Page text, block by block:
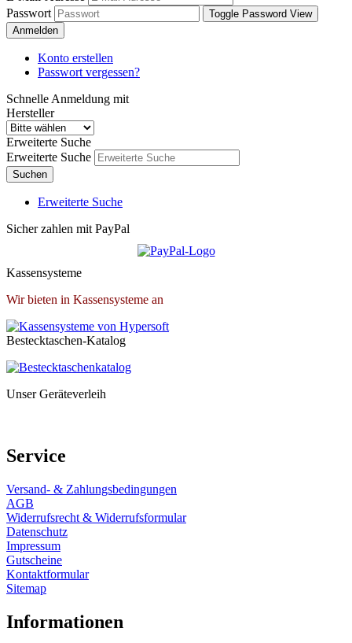
Passwort
Toggle Password View
Anmelden
Konto erstellen
Passwort vergessen?
Schnelle Anmeldung mit
Hersteller
Erweiterte Suche
Erweiterte Suche
Suchen
Erweiterte Suche
Sicher zahlen mit PayPal
Kassensysteme
Wir bieten in Kassensysteme an
Bestecktaschen-Katalog
Unser Geräteverleih
Service
Versand- & Zahlungsbedingungen
AGB
Widerrufsrecht & Widerrufsformular
Datenschutz
Impressum
Gutscheine
Kontaktformular
Sitemap
Informationen